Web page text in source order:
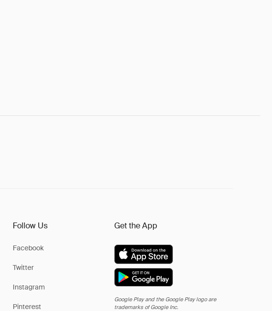
Follow Us
Facebook
Twitter
Instagram
Pinterest
Get the App
Google Play and the Google Play logo are
trademarks of Google Inc.